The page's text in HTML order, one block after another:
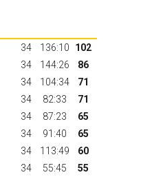
34 136:10
102
34 144:26
86
34 104:34
71
34 82:33
71
34 87:23
65
34 91:40
65
34 113:49
60
34 55:45
55